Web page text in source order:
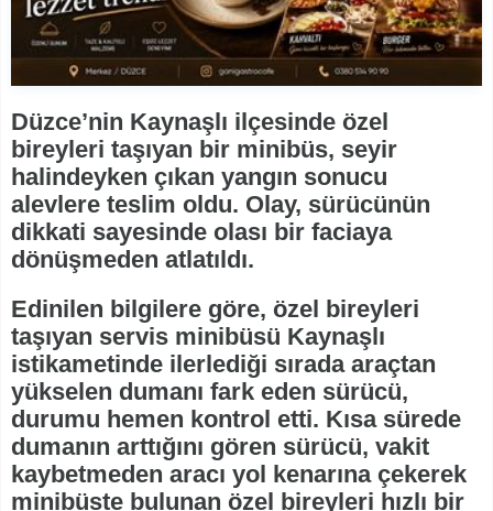
Düzce’nin Kaynaşlı ilçesinde özel
bireyleri taşıyan bir minibüs, seyir
halindeyken çıkan yangın sonucu
alevlere teslim oldu. Olay, sürücünün
dikkati sayesinde olası bir faciaya
dönüşmeden atlatıldı.
Edinilen bilgilere göre, özel bireyleri
taşıyan servis minibüsü Kaynaşlı
istikametinde ilerlediği sırada araçtan
yükselen dumanı fark eden sürücü,
durumu hemen kontrol etti. Kısa sürede
dumanın arttığını gören sürücü, vakit
kaybetmeden aracı yol kenarına çekerek
minibüste bulunan özel bireyleri hızlı bir